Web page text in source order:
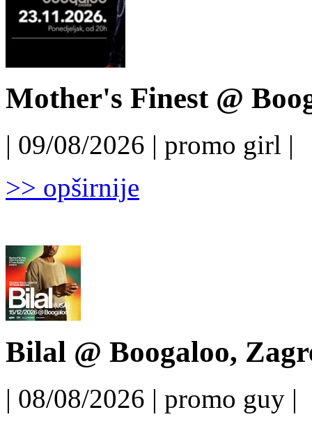
Mother's Finest @
| 09/08/2026 | promo girl |
>> opširnije
Bilal @ Boogaloo,
| 08/08/2026 | promo guy |